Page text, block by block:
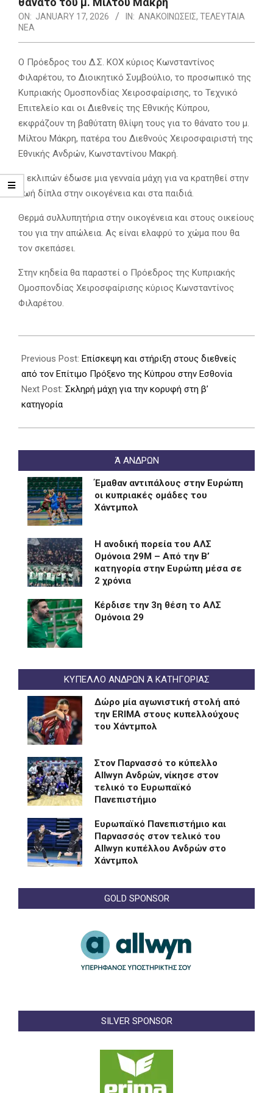
ON: JANUARY 17, 2026 IN: ΑΝΑΚΟΙΝΩΣΕΙΣ, ΤΕΛΕΥΤΑΙΑ
ΝΕΑ
Ο Πρόεδρος του Δ.Σ. ΚΟΧ κύριος Κωνσταντίνος
Φιλαρέτου, το Διοικητικό Συμβούλιο, το προσωπικό της
Κυπριακής Ομοσπονδίας Χειροσφαίρισης, το Τεχνικό
Επιτελείο και οι Διεθνείς της Εθνικής Κύπρου,
εκφράζουν τη βαθύτατη θλίψη τους για το θάνατο του μ.
Μίλτου Μάκρη, πατέρα του Διεθνούς Χειροσφαιριστή της
Εθνικής Ανδρών, Κωνσταντίνου Μακρή.
Ο εκλιπών έδωσε μια γενναία μάχη για να κρατηθεί στην
ζωή δίπλα στην οικογένεια και στα παιδιά.
Θερμά συλλυπητήρια στην οικογένεια και στους οικείους
του για την απώλεια. Ας είναι ελαφρύ το χώμα που θα
τον σκεπάσει.
Στην κηδεία θα παραστεί ο Πρόεδρος της Κυπριακής
Ομοσπονδίας Χειροσφαίρισης κύριος Κωνσταντίνος
Φιλαρέτου.
01-
17
Previous Post: Επίσκεψη και στήριξη στους διεθνείς
από τον Επίτιμο Πρόξενο της Κύπρου στην Εσθονία
Next Post: Σκληρή μάχη για την κορυφή στη β’
κατηγορία
Ά ΑΝΔΡΩΝ
Έμαθαν αντιπάλους στην Ευρώπη
οι κυπριακές ομάδες του
Χάντμπολ
Η ανοδική πορεία του ΑΛΣ
Ομόνοια 29Μ – Από την Β’
κατηγορία στην Ευρώπη μέσα σε
2 χρόνια
Kέρδισε την 3η θέση το ΑΛΣ
Ομόνοια 29
ΚΥΠΕΛΛΟ ΑΝΔΡΩΝ Ά ΚΑΤΗΓΟΡΙΑΣ
Δώρο μία αγωνιστική στολή από
την ERIMA στους κυπελλούχους
του Χάντμπολ
Στον Παρνασσό το κύπελλο
Allwyn Ανδρών, νίκησε στον
τελικό το Ευρωπαϊκό
Πανεπιστήμιο
Eυρωπαϊκό Πανεπιστήμιο και
Παρνασσός στον τελικό του
Allwyn κυπέλλου Ανδρών στο
Χάντμπολ
GOLD SPONSOR
SILVER SPONSOR